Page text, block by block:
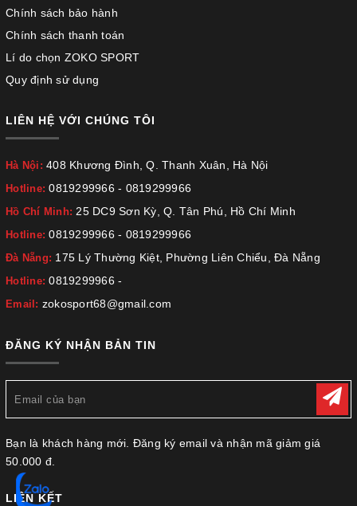
Chính sách bảo hành
Chính sách thanh toán
Lí do chọn ZOKO SPORT
Quy định sử dụng
LIÊN HỆ VỚI CHÚNG TÔI
Hà Nội: 408 Khương Đình, Q. Thanh Xuân, Hà Nội
Hotline:0819299966 - 0819299966
Hồ Chí Minh:25 DC9 Sơn Kỳ, Q. Tân Phú, Hồ Chí Minh
Hotline:0819299966 - 0819299966
Đà Nẵng: 175 Lý Thường Kiệt, Phường Liên Chiểu, Đà Nẵng
Hotline:0819299966 -
Email: zokosport68@gmail.com
ĐĂNG KÝ NHẬN BẢN TIN
Bạn là khách hàng mới. Đăng ký email và nhận mã giảm giá
50.000 đ.
LIÊN KẾT